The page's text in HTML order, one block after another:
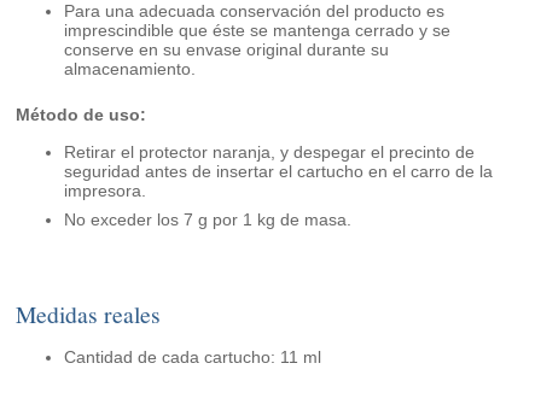
Para una adecuada conservación del producto es
imprescindible que éste se mantenga cerrado y se
conserve en su envase original durante su
almacenamiento.
Método de uso:
Retirar el protector naranja, y despegar el precinto de
seguridad antes de insertar el cartucho en el carro de la
impresora.
No exceder los 7 g por 1 kg de masa.
Medidas reales
Cantidad de cada cartucho: 11 ml